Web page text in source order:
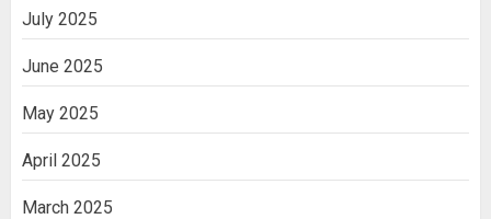
July 2025
June 2025
May 2025
April 2025
March 2025